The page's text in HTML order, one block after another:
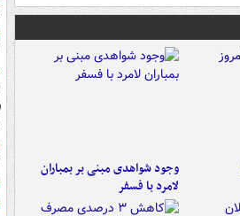
وجود شواهدی مبنی بر بمباران
لامرد با فسفر